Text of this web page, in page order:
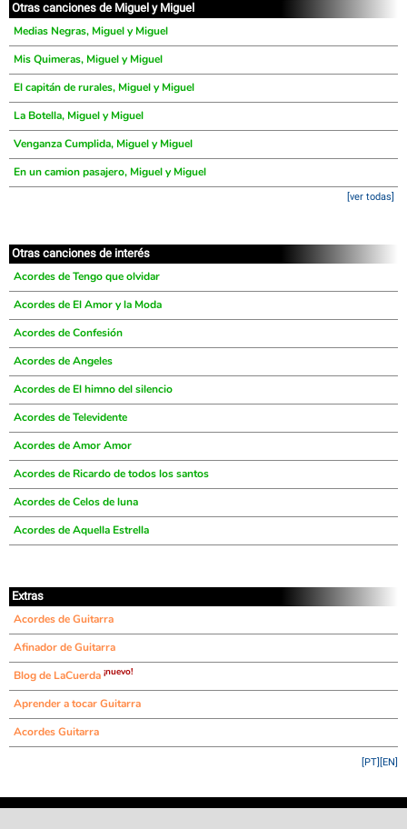
Otras canciones de Miguel y Miguel
Medias Negras, Miguel y Miguel
Mis Quimeras, Miguel y Miguel
El capitán de rurales, Miguel y Miguel
La Botella, Miguel y Miguel
Venganza Cumplida, Miguel y Miguel
En un camion pasajero, Miguel y Miguel
[ver todas]
Otras canciones de interés
Acordes de Tengo que olvidar
Acordes de El Amor y la Moda
Acordes de Confesión
Acordes de Angeles
Acordes de El himno del silencio
Acordes de Televidente
Acordes de Amor Amor
Acordes de Ricardo de todos los santos
Acordes de Celos de luna
Acordes de Aquella Estrella
Extras
Acordes de Guitarra
Afinador de Guitarra
Blog de LaCuerda ¡nuevo!
Aprender a tocar Guitarra
Acordes Guitarra
[EN]
[PT]